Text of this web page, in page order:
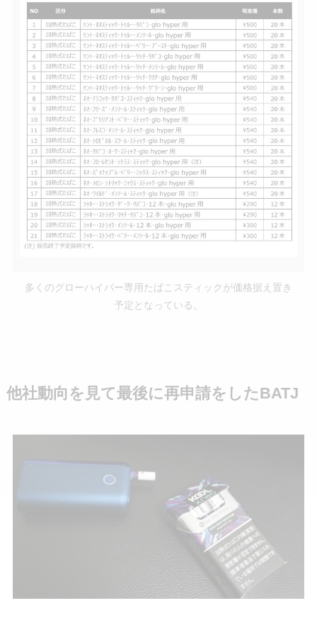
多くのグローハイパー専用たばこスティックが価格据え置き
予定となっている。
他社動向を見て最後に再申請をしたBATJ